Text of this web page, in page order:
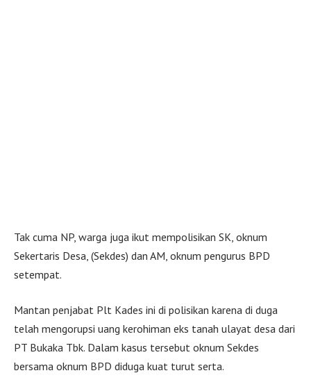
Tak cuma NP, warga juga ikut mempolisikan SK, oknum
Sekertaris Desa, (Sekdes) dan AM, oknum pengurus BPD
setempat.
Mantan penjabat Plt Kades ini di polisikan karena di duga
telah mengorupsi uang kerohiman eks tanah ulayat desa dari
PT Bukaka Tbk. Dalam kasus tersebut oknum Sekdes
bersama oknum BPD diduga kuat turut serta.